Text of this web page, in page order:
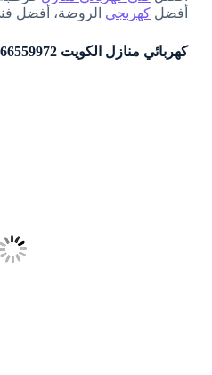
أفضل كهربجي الروضة، أفضل
كهربائي منازل الكويت 66559972